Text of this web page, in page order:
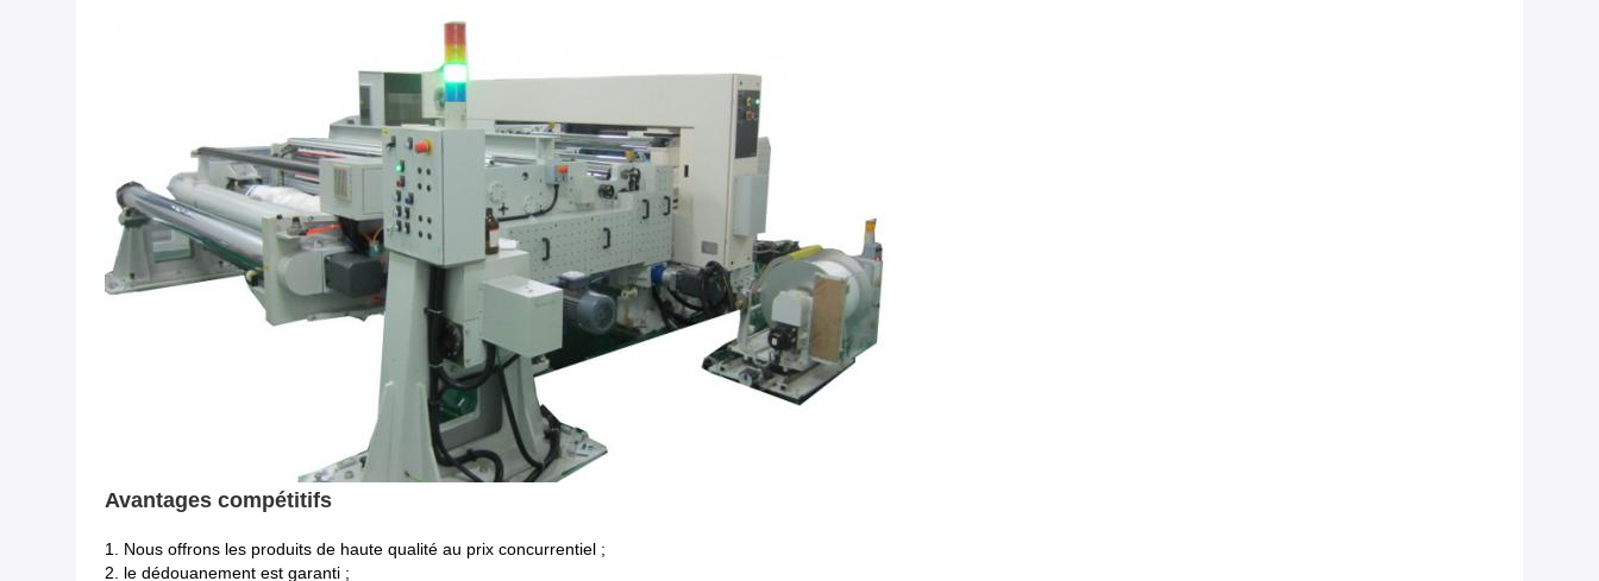
Avantages compétitifs
1. Nous offrons les produits de haute qualité au prix concurrentiel ;
2. le dédouanement est garanti ;